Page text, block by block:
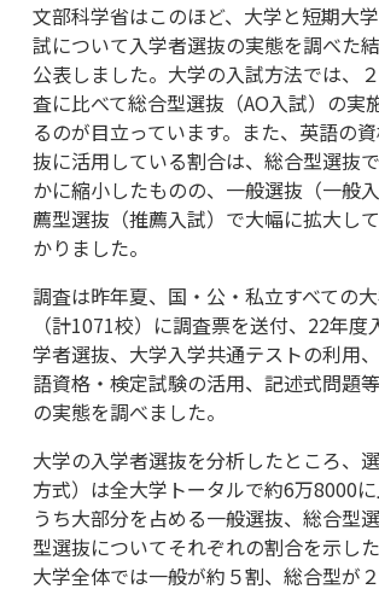
文部科学省はこのほど、大学と短期大
試について入学者選抜の実態を調べた結
公表しました。大学の入試方法では、
査に比べて総合型選抜（AО入試）の実
るのが目立っています。また、英語の
抜に活用している割合は、総合型選抜
かに縮小したものの、一般選抜（一般
薦型選抜（推薦入試）で大幅に拡大し
かりました。
調査は昨年夏、国・公・私立すべての
（計1071校）に調査票を送付、22年度
学者選抜、大学入学共通テストの利用
語資格・検定試験の活用、記述式問題
の実態を調べました。
大学の入学者選抜を分析したところ、
方式）は全大学トータルで約6万8000に
うち大部分を占める一般選抜、総合型
型選抜についてそれぞれの割合を示し
大学全体では一般が約５割、総合型が